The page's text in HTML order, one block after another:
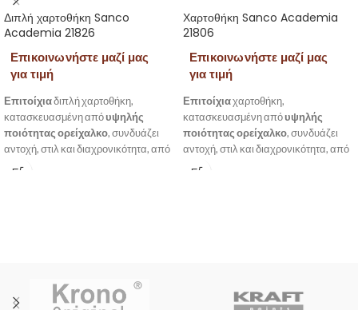
Διπλή χαρτοθήκη Sanco
Academia 21826
Επικοινωνήστε μαζί μας
για τιμή
Επιτοίχιαδιπλή χαρτοθήκη,
κατασκευασμένη απόυψηλής
ποιότητας ορείχαλκο, συνδυάζει
αντοχή, στιλ και διαχρονικότητα, από
την σειρά Academia της Sanco.
Χαρτοθήκη Sanco Academia
21806
Επικοινωνήστε μαζί μας
για τιμή
Επιτοίχιαχαρτοθήκη,
κατασκευασμένη απόυψηλής
ποιότητας ορείχαλκο, συνδυάζει
αντοχή, στιλ και διαχρονικότητα, από
την σειρά Academia της Sanco.